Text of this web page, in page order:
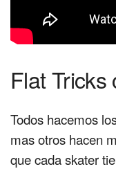
Flat
Todos hacemos
mas otros hacen
que cada skater